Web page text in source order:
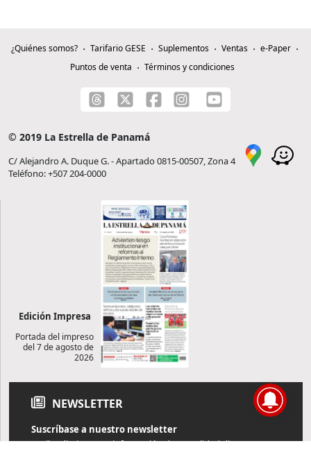
¿Quiénes somos? Tarifario GESE Suplementos Ventas
e-Paper
Puntos de venta
Términos y condiciones
© 2019 La Estrella de Panamá
C/ Alejandro A. Duque G. - Apartado 0815-00507, Zona 4
Teléfono: +507 204-0000
Edición Impresa
Portada del impreso
del 7 de agosto de
2026
NEWSLETTER
Suscríbase a nuestro newsletter
Reciba diariamente información de actualidad directamente en